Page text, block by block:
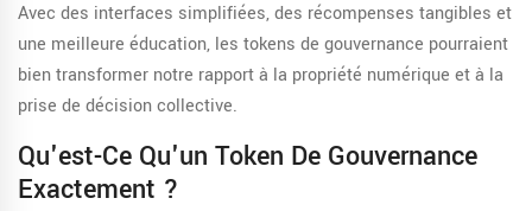
Avec des interfaces simplifiées, des récompenses tangibles et
une meilleure éducation, les tokens de gouvernance pourraient
bien transformer notre rapport à la propriété numérique et à la
prise de décision collective.
Qu'est-Ce Qu'un Token De Gouvernance
Exactement ?